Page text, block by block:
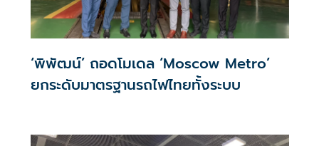
‘พิพัฒน์’ ถอดโมเดล ‘Moscow Metro’
ยกระดับมาตรฐานรถไฟไทยทั้งระบบ